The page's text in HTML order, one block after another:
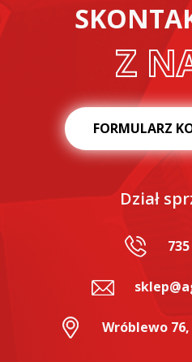
Z
FORMULARZ
Dział
Wróblewo